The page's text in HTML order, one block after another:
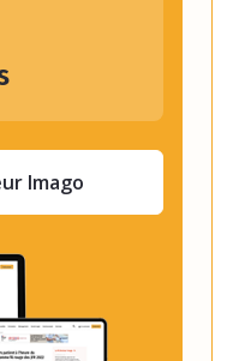
Imago